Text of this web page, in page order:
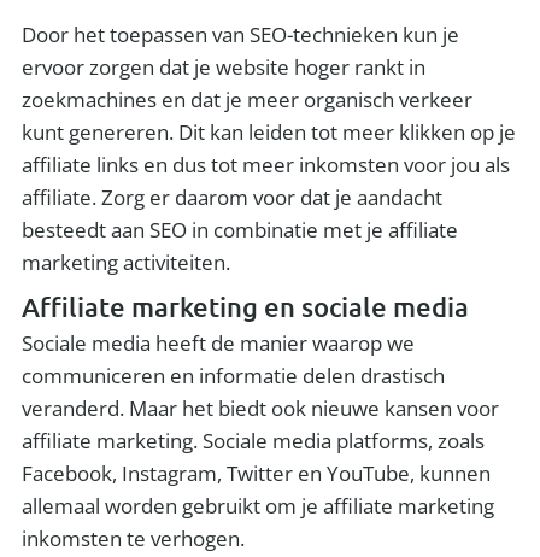
Door het toepassen van SEO-technieken kun je
ervoor zorgen dat je website hoger rankt in
zoekmachines en dat je meer organisch verkeer
kunt genereren. Dit kan leiden tot meer klikken op je
affiliate links en dus tot meer inkomsten voor jou als
affiliate. Zorg er daarom voor dat je aandacht
besteedt aan SEO in combinatie met je affiliate
marketing activiteiten.
Affiliate marketing en sociale media
Sociale media heeft de manier waarop we
communiceren en informatie delen drastisch
veranderd. Maar het biedt ook nieuwe kansen voor
affiliate marketing. Sociale media platforms, zoals
Facebook, Instagram, Twitter en YouTube, kunnen
allemaal worden gebruikt om je affiliate marketing
inkomsten te verhogen.